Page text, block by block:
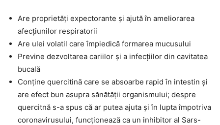
Are proprietăți expectorante și ajută în ameliorarea
afecțiunilor respiratorii
Are ulei volatil care împiedică formarea mucusului
Previne dezvoltarea cariilor și a infecțiilor din cavitatea
bucală
Conține quercitină care se absoarbe rapid în intestin și
are efect bun asupra sănătății organismului; despre
quercitnă s-a spus că ar putea ajuta și în lupta împotriva
coronavirusului, funcționează ca un inhibitor al Sars-